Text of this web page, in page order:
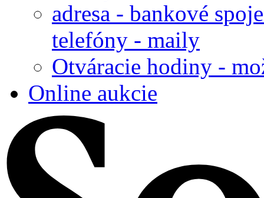
adresa - bankové
telefóny - maily
Otváracie hodiny -
Online aukcie